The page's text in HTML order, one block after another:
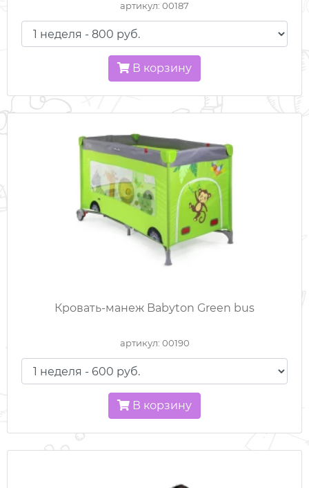
артикул: 00187
В корзину
Кровать-манеж Babyton Green bus
артикул: 00190
В корзину